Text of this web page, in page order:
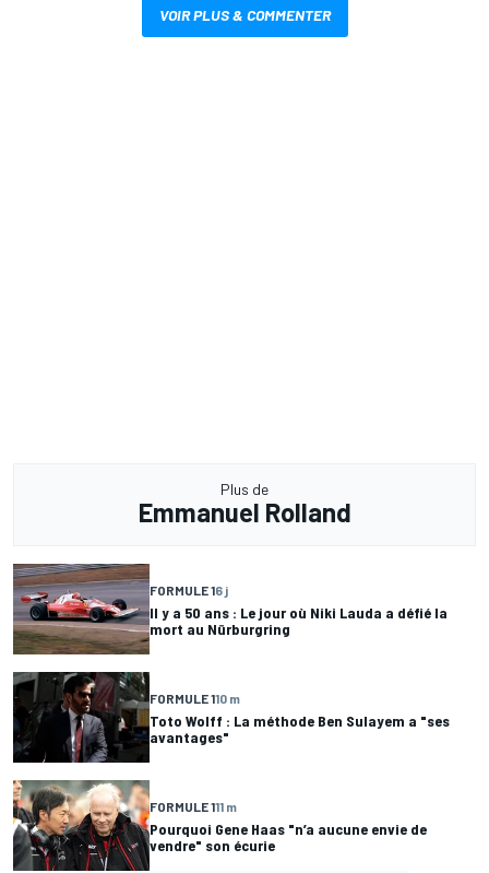
VOIR PLUS & COMMENTER
Plus de
Emmanuel Rolland
FORMULE 16 j
Il y a 50 ans : Le jour où Niki Lauda a défié la
mort au Nürburgring
FORMULE 110 m
Toto Wolff : La méthode Ben Sulayem a "ses
avantages"
FORMULE 111 m
Pourquoi Gene Haas "n’a aucune envie de
vendre" son écurie